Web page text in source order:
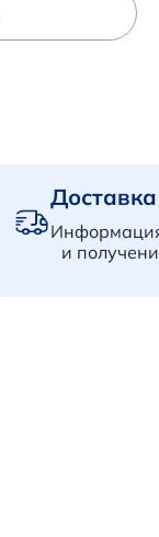
и